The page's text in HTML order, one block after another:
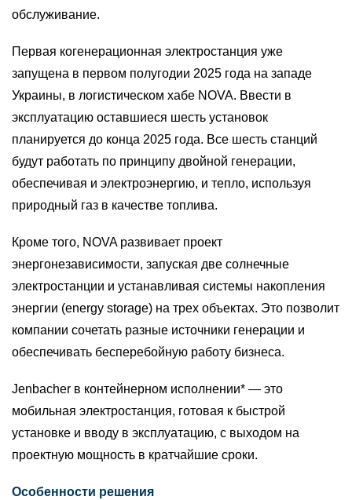
обслуживание.
Первая когенерационная электростанция уже
запущена в первом полугодии 2025 года на западе
Украины, в логистическом хабе NOVA. Ввести в
эксплуатацию оставшиеся шесть установок
планируется до конца 2025 года. Все шесть станций
будут работать по принципу двойной генерации,
обеспечивая и электроэнергию, и тепло, используя
природный газ в качестве топлива.
Кроме того, NOVA развивает проект
энергонезависимости, запуская две солнечные
электростанции и устанавливая системы накопления
энергии (energy storage) на трех объектах. Это позволит
компании сочетать разные источники генерации и
обеспечивать бесперебойную работу бизнеса.
Jenbacher в контейнерном исполнении* — это
мобильная электростанция, готовая к быстрой
установке и вводу в эксплуатацию, с выходом на
проектную мощность в кратчайшие сроки.
Особенности решения